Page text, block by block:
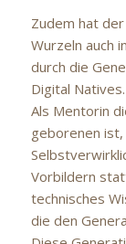
Zudem hat
Wurzeln auch
durch die
Digital Natives.
Als Mentorin
geborenen ist,
Vorbildern
technisches
die den